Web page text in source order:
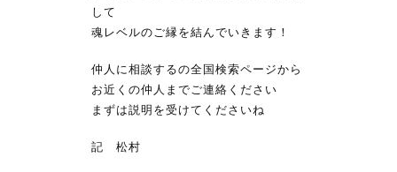
して
魂レベルのご縁を結んでいきます！
仲人に相談するの全国検索ページから
お近くの仲人までご連絡ください
まずは説明を受けてくださいね
記 松村